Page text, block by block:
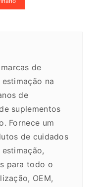
de
na
de
suplementos
Fornece um
de cuidados
para todo o
OEM,